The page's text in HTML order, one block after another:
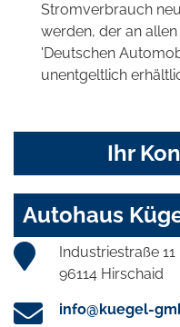
Stromverbrauch
werden, der an
'Deutschen
unentgeltlich
Ihr
Autohaus
Industriestraße 11
96114 Hirschaid
info@kuegel-